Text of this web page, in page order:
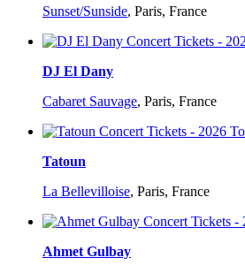
Sunset/Sunside, Paris, France
DJ El Dany
Cabaret Sauvage, Paris, France
Tatoun
La Bellevilloise, Paris, France
Ahmet Gulbay